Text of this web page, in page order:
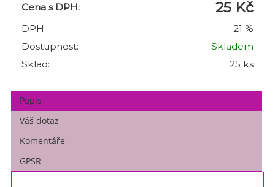
Cena s DPH:
25 Kč
DPH:
21 %
Dostupnost:
Skladem
Sklad:
25 ks
Popis
Váš dotaz
Komentáře
GPSR